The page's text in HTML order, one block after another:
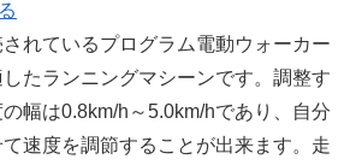
れているプログラム電動ウォーカー
たランニングマシーンです。調整す
幅は0.8km/h～5.0km/hであり、自分
速度を調節することが出来ます。走